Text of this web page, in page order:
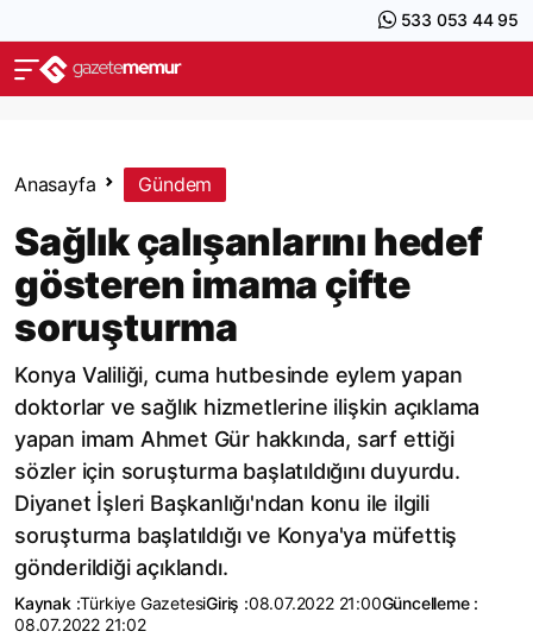
533 053 44 95
Anasayfa Gündem
Sağlık çalışanlarını hedef
gösteren imama çifte
soruşturma
Konya Valiliği, cuma hutbesinde eylem yapan
doktorlar ve sağlık hizmetlerine ilişkin açıklama
yapan imam Ahmet Gür hakkında, sarf ettiği
sözler için soruşturma başlatıldığını duyurdu.
Diyanet İşleri Başkanlığı'ndan konu ile ilgili
soruşturma başlatıldığı ve Konya'ya müfettiş
gönderildiği açıklandı.
Kaynak :Türkiye GazetesiGiriş :08.07.2022 21:00Güncelleme :
08.07.2022 21:02